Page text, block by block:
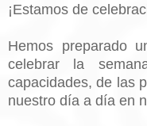
¡Estamos de
Hemos preparado
celebrar la
capacidades, de las
nuestro día a día en